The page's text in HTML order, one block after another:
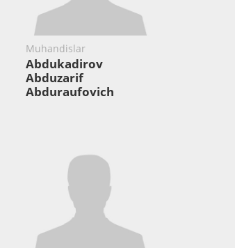
Muhandislar
Abdukadirov
Abduzarif
Abduraufovich